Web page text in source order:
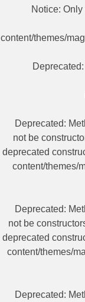
Notice:
content/themes/
Deprecated
Deprecated:
not be
deprecated
content/themes/
Deprecated:
not be
deprecated
content/themes/
Deprecated: